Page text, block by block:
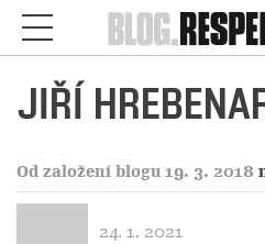
JIŘÍ
Od založení blogu 19. 3. 2018
24. 1. 2021